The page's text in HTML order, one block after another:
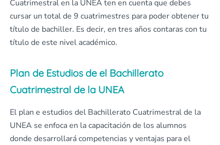
Cuatrimestral en la UNEA ten en cuenta que debes
cursar un total de 9 cuatrimestres para poder obtener tu
título de bachiller. Es decir, en tres años contaras con tu
título de este nivel académico.
Plan de Estudios de el Bachillerato
Cuatrimestral de la UNEA
El plan e estudios del Bachillerato Cuatrimestral de la
UNEA se enfoca en la capacitación de los alumnos
donde desarrollará competencias y ventajas para el